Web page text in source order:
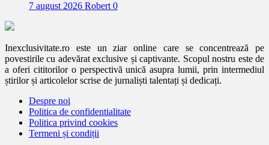
7 august 2026 Robert 0
Inexclusivitate.ro este un ziar online care se concentrează pe
povestirile cu adevărat exclusive și captivante. Scopul nostru este de
a oferi cititorilor o perspectivă unică asupra lumii, prin intermediul
știrilor și articolelor scrise de jurnaliști talentați și dedicați.
Despre noi
Politica de confidentialitate
Politica privind cookies
Termeni și condiții